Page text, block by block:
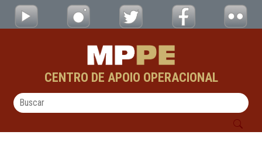
Pular para o Conteúdo principal
Gestão renovada na Defensoria Pública de
CENTRO DE APOIO OPERACIONAL